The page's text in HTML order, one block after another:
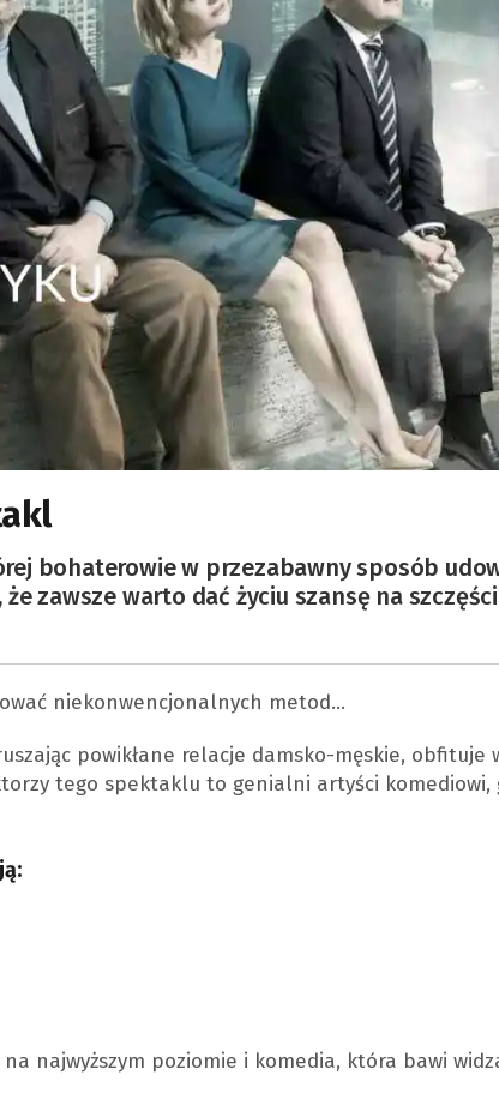
bohaterowie w przezabawny sposób
zawsze warto dać życiu szansę na
niekonwencjonalnych metod…
powikłane relacje damsko-męskie, obfituje
tego spektaklu to genialni artyści komediowi,
najwyższym poziomie i komedia, która bawi